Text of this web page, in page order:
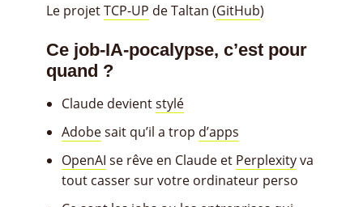
Le projetTCP-UP de Taltan (GitHub)
Ce job-IA-pocalypse, c’est pour
quand ?
Claude devientstylé
Adobesait qu’il a trop d’apps
OpenAI se rêve en Claude et Perplexityva
tout casser sur votre ordinateur perso